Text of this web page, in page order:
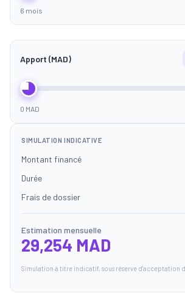
6 mois
Apport (MAD)
0 MAD
SIMULATION INDICATIVE
Montant financé
Durée
Frais de dossier
Estimation mensuelle
29,254 MAD
Simulation à titre indicatif, sous réserve d'acceptation